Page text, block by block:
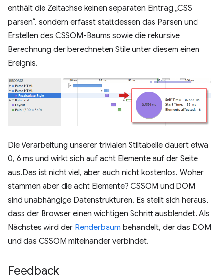
enthält die Zeitachse keinen separaten Eintrag „CSS
parsen“, sondern erfasst stattdessen das Parsen und
Erstellen des CSSOM-Baums sowie die rekursive
Berechnung der berechneten Stile unter diesem einen
Ereignis.
Die Verarbeitung unserer trivialen Stiltabelle dauert etwa
0, 6 ms und wirkt sich auf acht Elemente auf der Seite
aus.Das ist nicht viel, aber auch nicht kostenlos. Woher
stammen aber die acht Elemente? CSSOM und DOM
sind unabhängige Datenstrukturen. Es stellt sich heraus,
dass der Browser einen wichtigen Schritt ausblendet. Als
Nächstes wird der Renderbaum behandelt, der das DOM
und das CSSOM miteinander verbindet.
Feedback